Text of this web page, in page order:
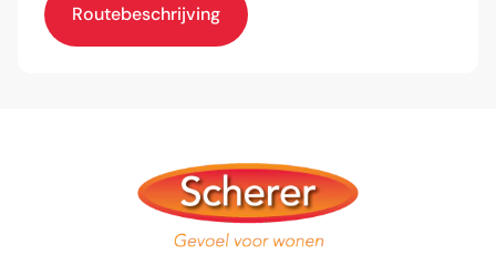
Routebeschrijving